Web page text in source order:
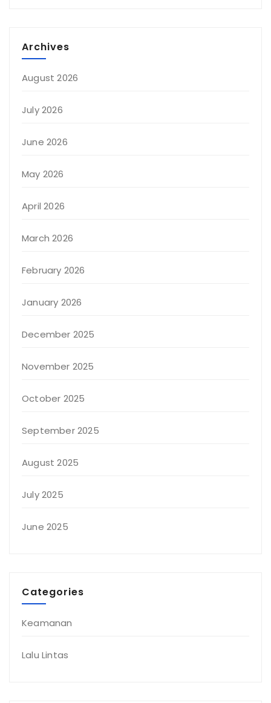
Archives
August 2026
July 2026
June 2026
May 2026
April 2026
March 2026
February 2026
January 2026
December 2025
November 2025
October 2025
September 2025
August 2025
July 2025
June 2025
Categories
Keamanan
Lalu Lintas